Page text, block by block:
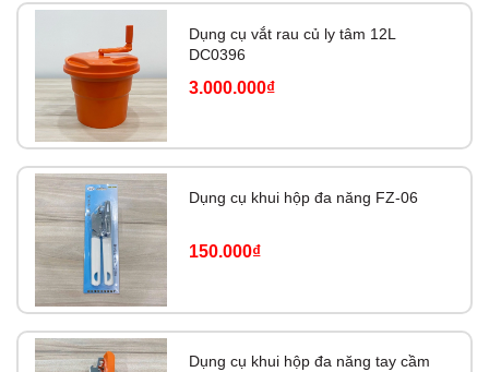
Dụng cụ vắt rau củ ly tâm 12L
DC0396
3.000.000₫
Dụng cụ khui hộp đa năng FZ-06
150.000₫
Dụng cụ khui hộp đa năng tay cầm